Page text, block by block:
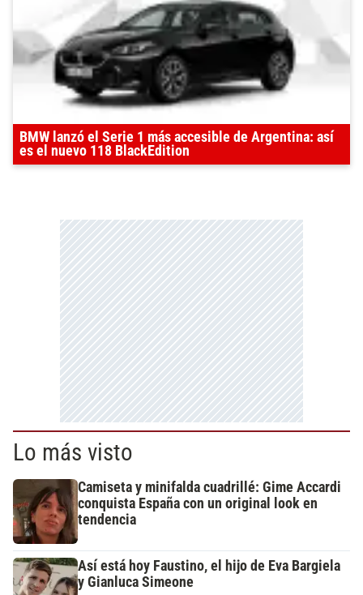
BMW lanzó el Serie 1 más accesible de Argentina: así
es el nuevo 118 BlackEdition
Lo más visto
Camiseta y minifalda cuadrillé: Gime Accardi
conquista España con un original look en
tendencia
Así está hoy Faustino, el hijo de Eva Bargiela
y Gianluca Simeone